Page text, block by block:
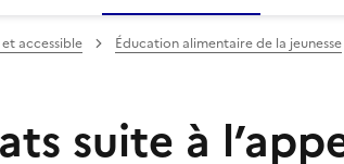
accessible Éducation alimentaire de la jeunesse
suite à